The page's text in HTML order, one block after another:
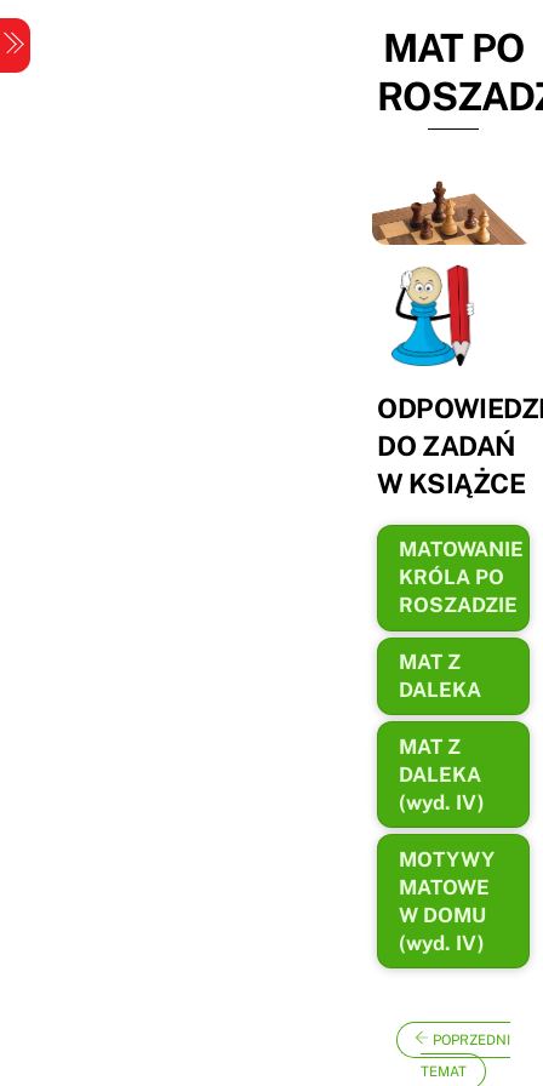
Skip
to
content
MAT PO
DO ZADAŃ
W KSIĄŻCE
MATOWANIE
KRÓLA PO
ROSZADZIE
MAT Z
DALEKA
MAT Z
DALEKA
(wyd. IV)
MOTYWY
MATOWE
W DOMU
(wyd. IV)
POPRZEDNI
TEMAT